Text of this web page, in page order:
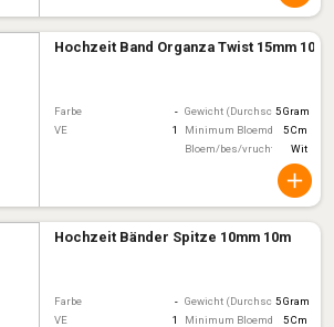
Hochzeit Band Organza Twist 15mm 10m
Farbe - Gewicht (Durchschnitt)
5 Gram
VE
1 Minimum Bloemdiameter
5 Cm
Bloem/bes/vruchtkleurWit
Hochzeit Bänder Spitze 10mm 10m
Farbe - Gewicht (Durchschnitt)
5 Gram
VE
1 Minimum Bloemdiameter
5 Cm